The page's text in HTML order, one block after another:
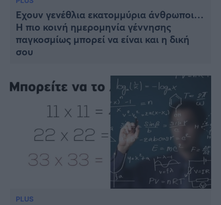
Έχουν γενέθλια εκατομμύρια άνθρωποι…
H πιο κοινή ημερομηνία γέννησης
παγκοσμίως μπορεί να είναι και η δική
σου
PLUS